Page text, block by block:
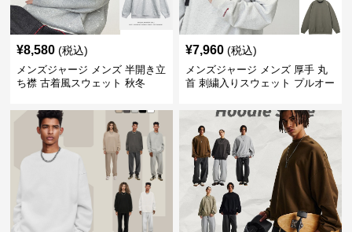
¥8,580 (税込)
メンズジャージ メンズ 半開き立
ち襟 古着風スウェット 秋冬
¥7,960 (税込)
メンズジャージ メンズ 厚手 丸
首 刺繍入りスウェット プルオー